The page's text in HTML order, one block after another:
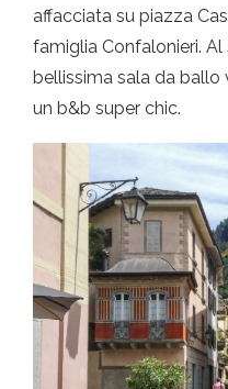
affacciata su piazza
famiglia Confalonieri.
bellissima sala da ballo
un b&b super chic.